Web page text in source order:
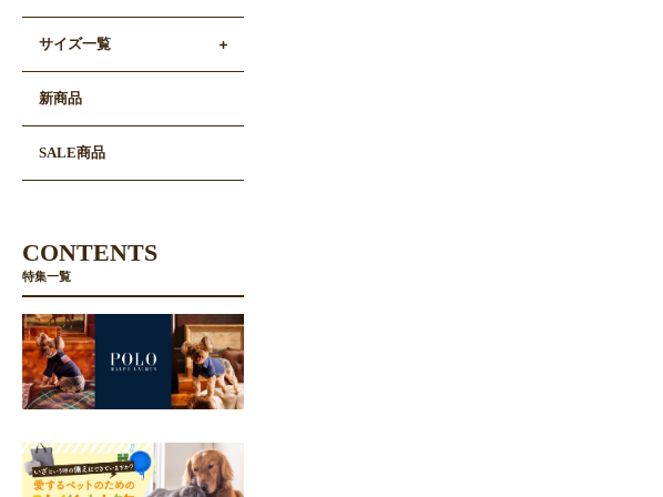
サイズ一覧
新商品
SALE商品
CONTENTS
特集一覧